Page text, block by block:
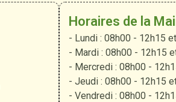
Horaires de la
- Lundi : 08h00 - 12h15
- Mardi : 08h00 - 12h15
- Mercredi : 08h00 -
- Jeudi : 08h00 - 12h15
- Vendredi : 08h00 -